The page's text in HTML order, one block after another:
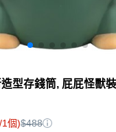
型存錢筒, 屁屁怪獸
個)$488